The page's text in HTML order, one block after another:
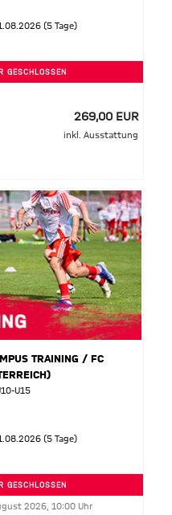
(5 Tage)
GESCHLOSSEN
269,00 EUR
inkl. Ausstattung
TRAINING / FC
U15
(5 Tage)
GESCHLOSSEN
2026, 10:00 Uhr